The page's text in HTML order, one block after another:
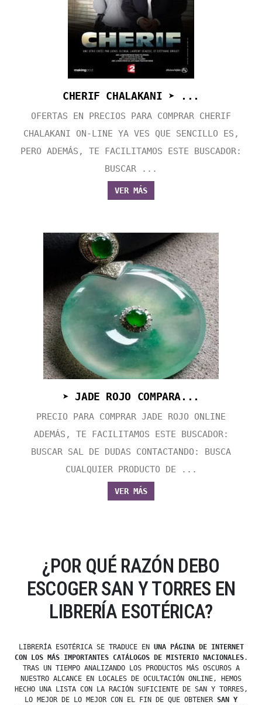
CHERIF CHALAKANI ➤ ...
OFERTAS EN PRECIOS PARA COMPRAR CHERIF
CHALAKANI ON-LINE YA VES QUE SENCILLO ES,
PERO ADEMÁS, TE FACILITAMOS ESTE BUSCADOR:
BUSCAR ...
VER MÁS
➤ JADE ROJO COMPARA...
PRECIO PARA COMPRAR JADE ROJO ONLINE
ADEMÁS, TE FACILITAMOS ESTE BUSCADOR:
BUSCAR SAL DE DUDAS CONTACTANDO: BUSCA
CUALQUIER PRODUCTO DE ...
VER MÁS
¿POR QUÉ RAZÓN DEBO
ESCOGER SAN Y TORRES EN
LIBRERÍA ESOTÉRICA?
LIBRERÍA ESOTÉRICA SE TRADUCE EN UNA PÁGINA DE INTERNET
CON LOS MÁS IMPORTANTES CATÁLOGOS DE MISTERIO NACIONALES.
TRAS UN TIEMPO ANALIZANDO LOS PRODUCTOS MÁS OSCUROS A
NUESTRO ALCANCE EN LOCALES DE OCULTACIÓN ONLINE, HEMOS
HECHO UNA LISTA CON LA RACIÓN SUFICIENTE DE SAN Y TORRES,
LO MEJOR DE LO MEJOR CON EL FIN DE QUE OBTENER SAN Y